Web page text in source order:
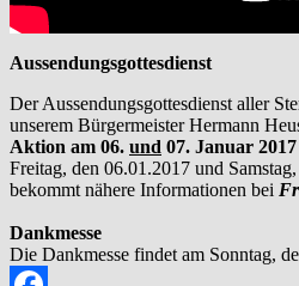
Aussendungsgottesdienst
Der Aussendungsgottesdienst aller
unserem Bürgermeister Hermann
Aktion am 06. und 07. Januar
Freitag, den 06.01.2017 und
bekommt nähere Informationen bei
Dankmesse
Die Dankmesse findet am Sonntag,